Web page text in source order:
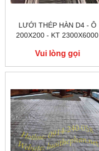
LƯỚI THÉP HÀN D4 - Ô
200X200 - KT 2300X6000
Vui lòng gọi